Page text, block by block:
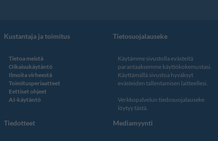
Kustantaja ja toimitus
Tietoa meistä
Oikaisukäytäntö
Ilmoita virheestä
Toimitusperiaatteet
Eettiset ohjeet
AI-käytäntö
Tietosuojalauseke
Käytämme sivustolla evästeitä
parantaaksemme käyttökokemustasi.
Käyttämällä sivustoa hyväksyt
evästeiden tallentamisen laitteellesi.
Verkkopalvelun tiedosuojalauseke
löytyy tästä.
Tiedotteet Mediamyynti